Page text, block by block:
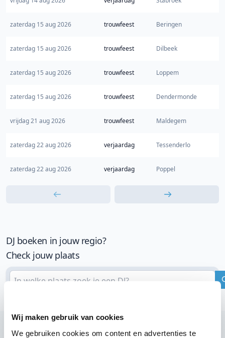
Wij maken gebruik van cookies
We gebruiken cookies om content en advertenties te
zaterdag 15 aug 2026 trouwfeest Beringen
zaterdag 15 aug 2026 trouwfeest Dilbeek
zaterdag 15 aug 2026 trouwfeest Loppem
zaterdag 15 aug 2026 trouwfeest Dendermonde
vrijdag 21 aug 2026 trouwfeest Maldegem
zaterdag 22 aug 2026 verjaardag Tessenderlo
zaterdag 22 aug 2026 verjaardag Poppel
DJ boeken in jouw regio?
Check jouw plaats